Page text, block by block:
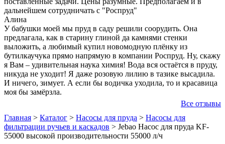
дальнейшем сотрудничать с "Роспруд"
Алина
У бабушки моей мы пруд в саду решили соорудить. Она
предлагала, как в старину глиной да камнями стенки
выложить, а любимый купил новомодную плёнку из
бутилкаучука прямо напрямую в компании Роспруд. Ну, скажу
я Вам – удивительная наука химия! Вода вся остаётся в пруду,
никуда не уходит! Я даже розовую лилию в тазике высадила.
И ничего, зимует. А если бы водичка уходила, то и красавица
моя бы замёрзла.
Все отзывы
Главная > Каталог > Насосы для пруда > Насосы для
фильтрации ручьев и каскадов > Jebao Насос для пруда KF-
55000 высокой производительности 55000 л/ч